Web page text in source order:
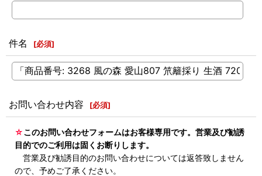
件名 [必須]
お問い合わせ内容 [必須]
☆このお問い合わせフォームはお客様専用です。営業及び勧誘
目的でのご利用は固くお断りします。
営業及び勧誘目的のお問い合わせについては返答致しません
ので、予めご了承ください。